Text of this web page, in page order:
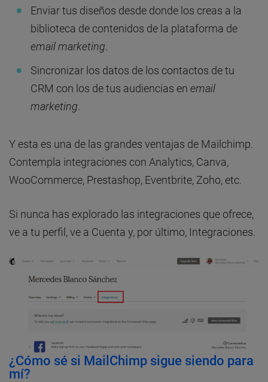
Enviar tus diseños desde donde los creas a la
biblioteca de contenidos de la plataforma de
email marketing.
Sincronizar los datos de los contactos de tu
CRM con los de tus audiencias en email
marketing.
Y esta es una de las grandes ventajas de Mailchimp.
Contempla integraciones con Analytics, Canva,
WooCommerce, Prestashop, Eventbrite, Zoho, etc.
Si nunca has explorado las integraciones que ofrece,
ve a tu perfil, ve a Cuenta y, por último, Integraciones.
¿Cómo sé si MailChimp sigue siendo para
mí?